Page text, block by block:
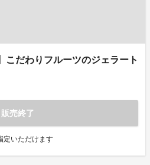
こだわりフルーツのジェラート
販売終了
定いただけます